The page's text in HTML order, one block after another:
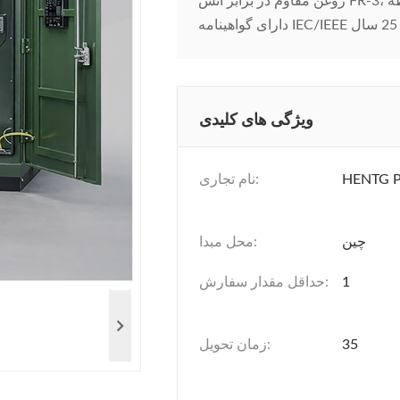
ویژگی های کلیدی
نام تجاری: HENTG
محل مبدا: چین
حداقل مقدار سفارش: 1
زمان تحویل: 35